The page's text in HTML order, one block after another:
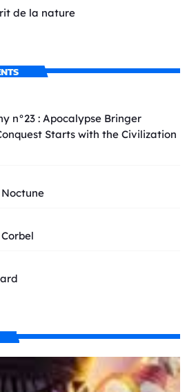
de la nature
n°23 : Apocalypse Bringer
Starts with the Civilization